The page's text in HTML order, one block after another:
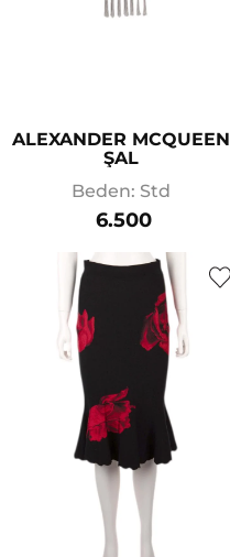
ALEXANDER MCQUEEN
ŞAL
Beden: Std
6.500